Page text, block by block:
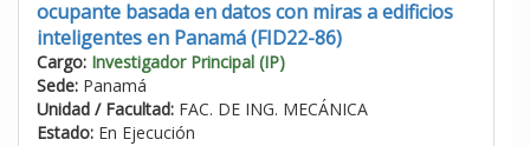
ocupante basada en datos con miras a edificios
inteligentes en Panamá (FID22-86)
Cargo: Investigador Principal (IP)
Sede: Panamá
Unidad / Facultad: FAC. DE ING. MECÁNICA
Estado: En Ejecución